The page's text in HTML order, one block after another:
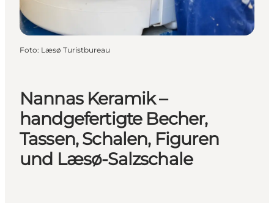
Nannas Keramik –
handgefertigte Becher,
Tassen, Schalen, Figuren
und Læsø-Salzschale
Foto: Læsø Turistbureau